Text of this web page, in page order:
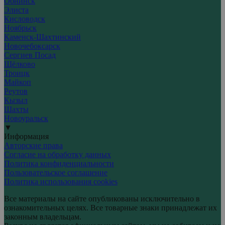
Элиста
Кисловодск
Ноябрьск
Каменск-Шахтинский
Новочебоксарск
Сергиев Посад
Щёлково
Троицк
Майкоп
Реутов
Кызыл
Шахты
Новоуральск
▼
Информация
Авторские права
Согласие на обработку данных
Политика конфиденциальности
Пользовательское соглашение
Политика использования cookies
Все материалы на сайте опубликованы исключительно в
ознакомительных целях. Все товарные знаки принадлежат их
законным владельцам.